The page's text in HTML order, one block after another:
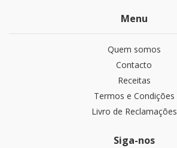
Menu
Quem somos
Contacto
Receitas
Termos e Condições
Livro de Reclamações
Siga-nos